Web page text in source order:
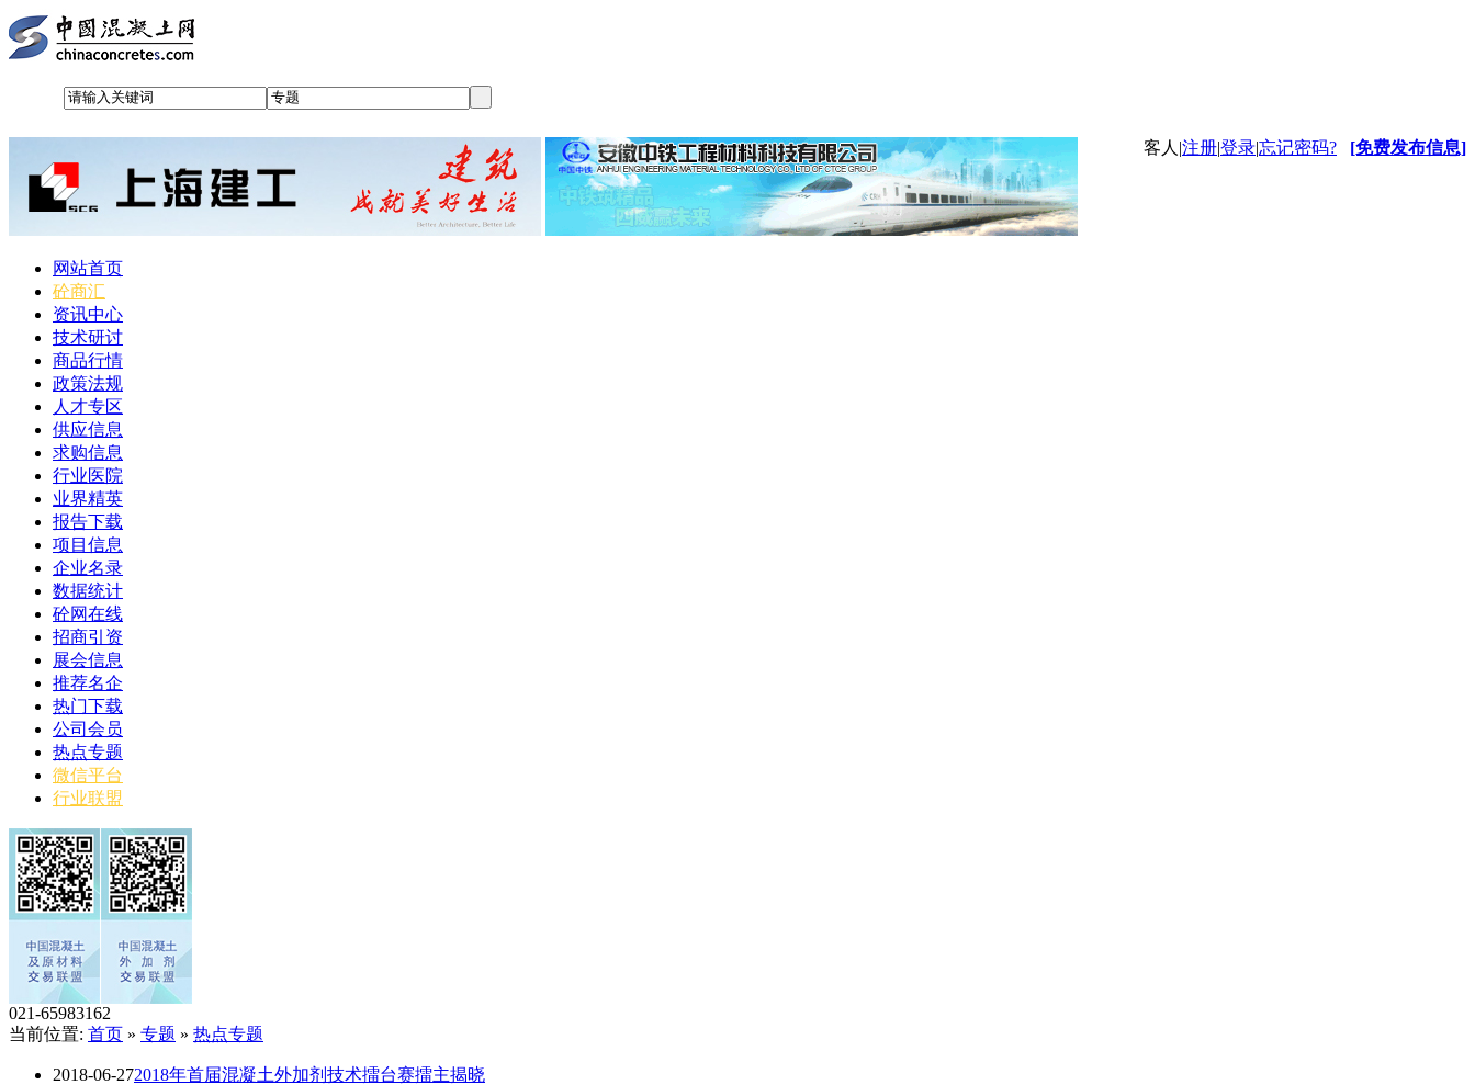
客人 |注册|登录|忘记密码? [免费发布信息]
网站首页
砼商汇
资讯中心
技术研讨
商品行情
政策法规
人才专区
供应信息
求购信息
行业医院
业界精英
报告下载
项目信息
企业名录
数据统计
砼网在线
招商引资
展会信息
推荐名企
热门下载
公司会员
热点专题
微信平台
行业联盟
021-65983162
当前位置: 首页 » 专题 » 热点专题
2018-06-272018年首届混凝土外加剂技术擂台赛擂主揭晓